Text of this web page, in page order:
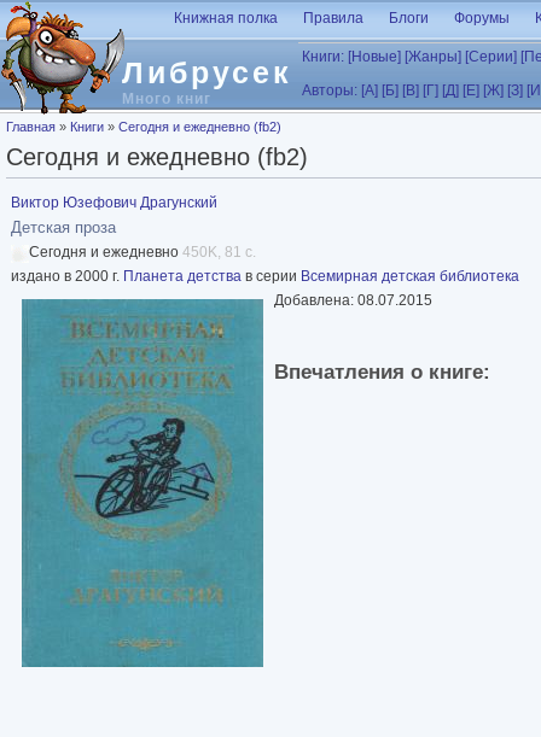
Перейти к основному содержанию
Либрусек
Много книг
Книжная полка Правила Блоги Форумы
Книги: [Новые] [Жанры] [Серии]
Авторы: [А] [Б] [В] [Г] [Д] [Е] [Ж] [З]
Вы здесь
Главная » Книги » Сегодня и ежедневно (fb2)
Сегодня и ежедневно (fb2)
Виктор Юзефович Драгунский
Детская проза
Сегодня и ежедневно 450K, 81 с.
издано в 2000 г. Планета детства в серии Всемирная детская библиотека
Добавлена: 08.07.2015
Впечатления о книге: